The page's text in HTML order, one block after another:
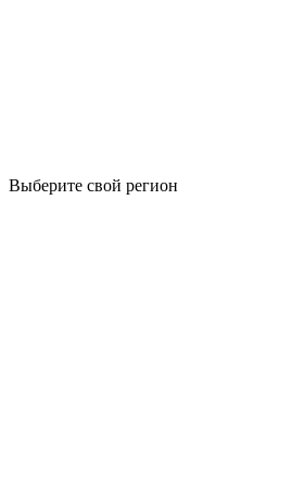
Выберите свой регион